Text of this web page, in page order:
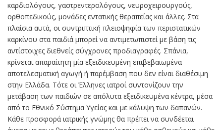
καρδιολόγους, γαστρεντερολόγους, νευροχειρουργούς,
ορθοπεδικούς, μονάδες εντατικής θεραπείας και άλλες. Στα
πλαίσια αυτά, οι συντριπτική πλειοψηφία των περιστατικών
καρκίνου στα παιδιά μπορεί να αντιμετωπιστεί με βάση τις
αντίστοιχες διεθνείς σύγχρονες προδιαγραφές. Σπάνια,
κρίνεται απαραίτητη μία εξειδικευμένη επιβεβαιωμένα
αποτελεσματική αγωγή ή παρέμβαση που δεν είναι διαθέσιμη
στην Ελλάδα. Τότε οι Έλληνες ιατροί συντονίζουν την
μετάβαση των παιδιών σε απόλυτα εξειδικευμένα κέντρα, μέσα
από το Εθνικό Σύστημα Υγείας και με κάλυψη των δαπανών.
Κάθε προσφορά ιατρικής γνώμης θα πρέπει να συνδέεται